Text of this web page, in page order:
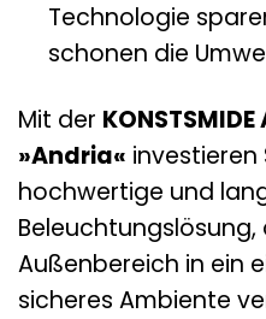
Technologie
schonen die
Mit der
»Andria« investieren
hochwertige und
Beleuchtungslösung,
Außenbereich in ein
sicheres Ambiente